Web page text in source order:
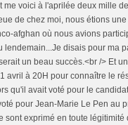
voici à l'aprilée deux mille
de chez moi, nous étions
afghan où nous avions
disais pour ma
un beau succès.<br /> Et
avril à 20H pour connaître le
qu'il avait voté pour le
pour Jean-Marie Le Pen au
sont exprimé en toute légitimité